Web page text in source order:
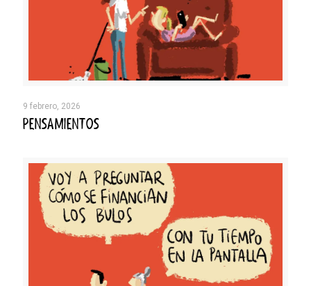
9 febrero, 2026
PENSAMIENTOS